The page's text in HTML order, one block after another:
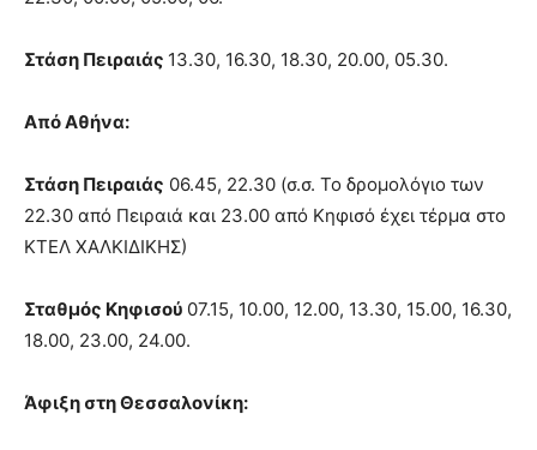
Στάση Πειραιάς 13.30, 16.30, 18.30, 20.00, 05.30.
Από Αθήνα:
Στάση Πειραιάς 06.45, 22.30 (σ.σ. Το δρομολόγιο των
22.30 από Πειραιά και 23.00 από Κηφισό έχει τέρμα στο
ΚΤΕΛ ΧΑΛΚΙΔΙΚΗΣ)
Σταθμός Κηφισού 07.15, 10.00, 12.00, 13.30, 15.00, 16.30,
18.00, 23.00, 24.00.
Άφιξη στη Θεσσαλονίκη: